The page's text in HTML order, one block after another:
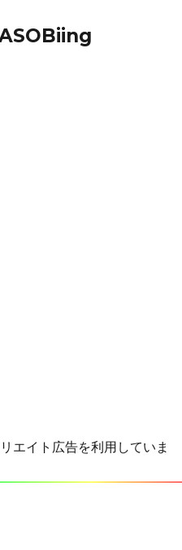
エイト広告を利用していま